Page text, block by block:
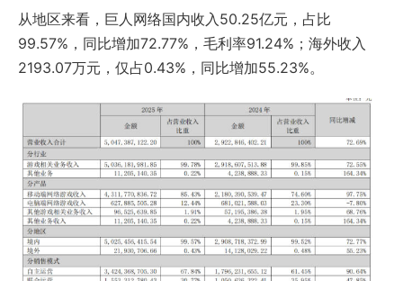
从地区来看，巨人网络国内收入50.25亿元，占比
99.57%，同比增加72.77%，毛利率91.24%；海外收入
2193.07万元，仅占0.43%，同比增加55.23%。